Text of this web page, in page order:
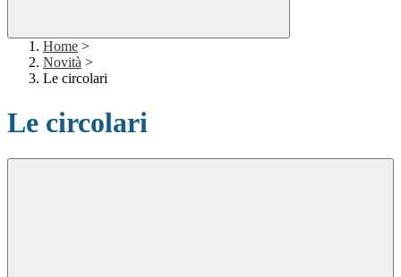
Home >
Novità >
Le circolari
Le circolari